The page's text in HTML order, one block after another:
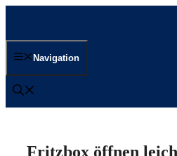
Navigation
Fritzbox öffnen